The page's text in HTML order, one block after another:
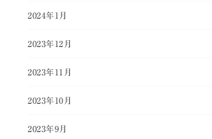
2024年1月
2023年12月
2023年11月
2023年10月
2023年9月